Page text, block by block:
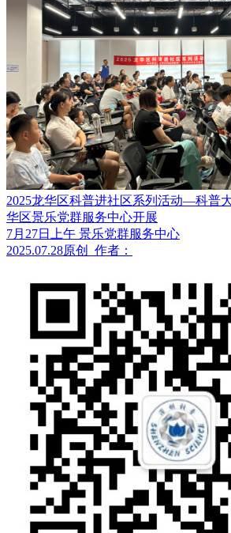
2025龙华区科普进社区系列活动—科普
华区景乐党群服务中心开展
7月27日上午 景乐党群服务中心
2025.07.28原创 作者：